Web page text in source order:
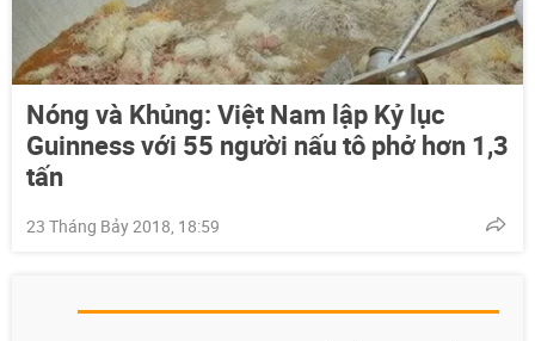
Nóng và Khủng: Việt Nam lập Kỷ lục
Guinness với 55 người nấu tô phở hơn 1,3
tấn
23 Tháng Bảy 2018, 18:59